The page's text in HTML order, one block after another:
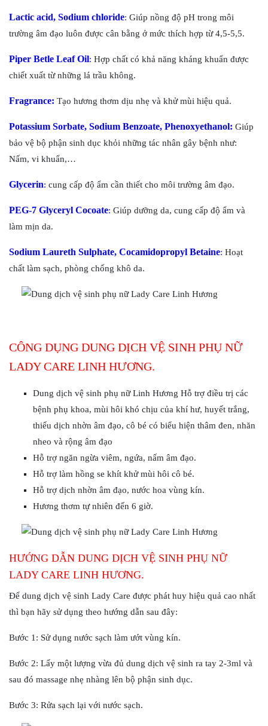
Lactic acid, Sodium chloride: Giúp nồng độ pH trong môi
trường âm đạo luôn được cân bằng ở mức thích hợp từ 4,5-5,5.
Piper Betle Leaf Oil: Hợp chất có khả năng kháng khuẩn được
chiết xuất từ những lá trầu không.
Fragrance: Tạo hương thơm dịu nhẹ và khử mùi hiệu quả.
Potassium Sorbate, Sodium Benzoate, Phenoxyethanol: Giúp
bảo vệ bộ phận sinh dục khỏi những tác nhân gây bệnh như:
Nấm, vi khuẩn,…
Glycerin: cung cấp độ ẩm cần thiết cho môi trường âm đạo.
PEG-7 Glyceryl Cocoate: Giúp dưỡng da, cung cấp độ ẩm và
làm mịn da.
Sodium Laureth Sulphate, Cocamidopropyl Betaine: Hoạt
chất làm sạch, phòng chống khô da.
CÔNG DỤNG DUNG DỊCH VỆ SINH PHỤ NỮ
LADY CARE LINH HƯƠNG.
Dung dịch vệ sinh phụ nữ Linh Hương Hỗ trợ điều trị các
bệnh phụ khoa, mùi hôi khó chịu của khí hư, huyết trắng,
thiếu dịch nhờn âm đạo, cô bé có biểu hiện thâm đen, nhăn
nheo và rộng âm đạo
Hỗ trợ ngăn ngừa viêm, ngứa, nấm âm đạo.
Hỗ trợ làm hồng se khít khử mùi hôi cô bé.
Hỗ trợ dịch nhờn âm đạo, nước hoa vùng kín.
Hương thơm tự nhiên đến 6 giờ.
HƯỚNG DẪN DUNG DỊCH VỆ SINH PHỤ NỮ
LADY CARE LINH HƯƠNG.
Để dung dịch vệ sinh Lady Care được phát huy hiệu quả cao nhất
thì bạn hãy sử dụng theo hướng dẫn sau đây:
Bước 1: Sử dụng nước sạch làm ướt vùng kín.
Bước 2: Lấy một lượng vừa đủ dung dịch vệ sinh ra tay 2-3ml và
sau đó massage nhẹ nhàng lên bộ phận sinh dục.
Bước 3: Rửa sạch lại với nước sạch.